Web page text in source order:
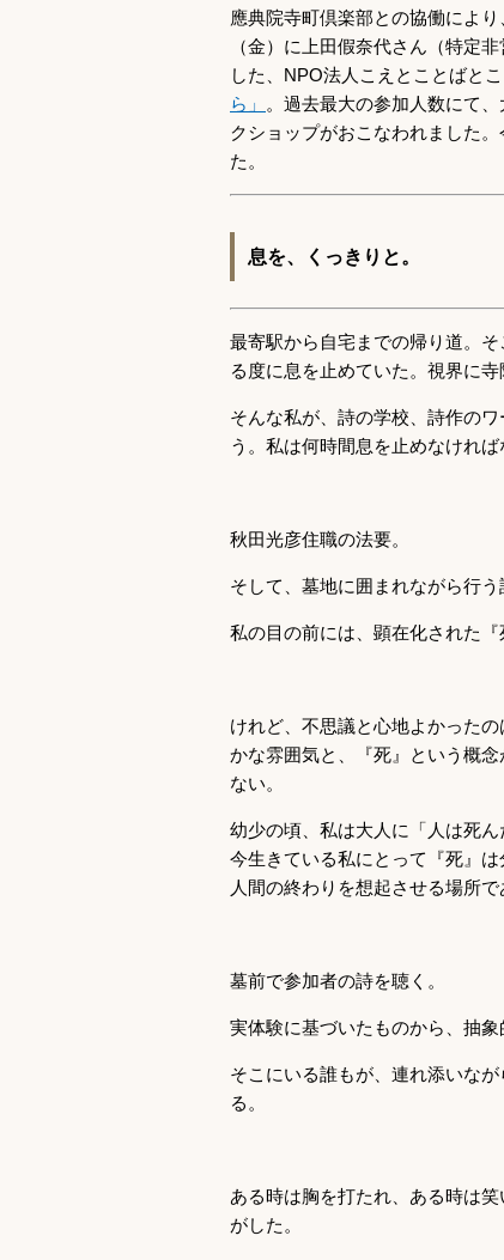
應典院寺町倶楽部との協働によ
（金）に上田假奈代さん（特定
した、NPO法人こえとことばと
ら」
。過去最大の参加人数にて
クショップがおこなわれました
た。
息を、くっきりと。
最寄駅から自宅までの帰り道。
る度に息を止めていた。視界に
そんな私が、詩の学校、詩作の
う。私は何時間息を止めなければ
秋田光彦住職の法要。
そして、墓地に囲まれながら行う
私の目の前には、顕在化された『
けれど、不思議と心地よかった
かな雰囲気と、『死』という概
ない。
幼少の頃、私は大人に「人は死
今生きている私にとって『死』
人間の終わりを想起させる場所で
墓前で参加者の詩を聴く。
実体験に基づいたものから、抽象
そこにいる誰もが、連れ添いな
る。
ある時は胸を打たれ、ある時は
がした。